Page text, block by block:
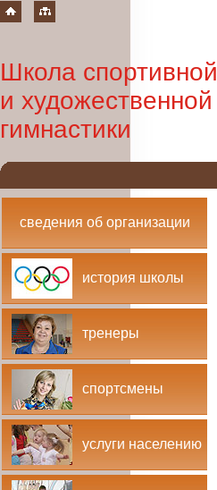
Школа спортивной
и художественной
гимнастики
сведения об организации
история школы
тренеры
спортсмены
услуги населению